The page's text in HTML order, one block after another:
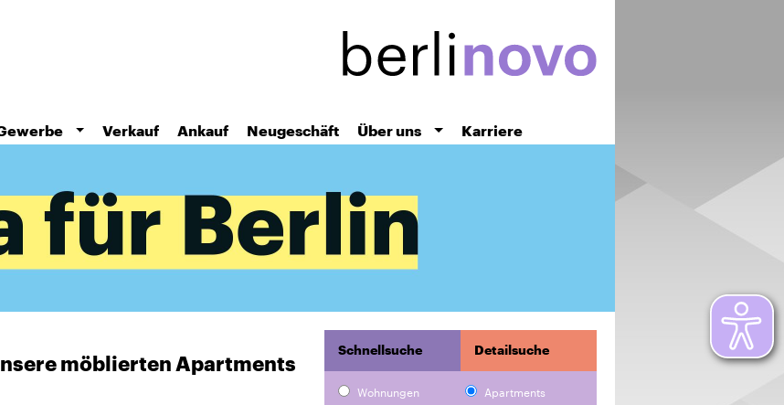
Verkauf Ankauf Neugeschäft Über uns Karriere
Detailsuche
Schnellsuche
Wohnungen
Apartments
möblierten Apartments